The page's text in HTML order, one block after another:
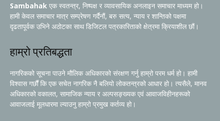
Sambahak एक स्वतन्त्र, निष्पक्ष र व्यावसायिक अनलाइन समाचार माध्यम हो।
हामी केवल समाचार मात्र सम्प्रेषण गर्दैनौं, बरु सत्य, न्याय र शान्तिको पक्षमा
दृढतापूर्वक उभिने अठोटका साथ डिजिटल पत्रकारिताको क्षेत्रमा क्रियाशील छौं।
हाम्रो प्रतिबद्धता
नागरिकको सूचना पाउने मौलिक अधिकारको संरक्षण गर्नु हाम्रो परम धर्म हो। हामी
विश्वास गर्छौं कि एक सचेत नागरिक नै बलियो लोकतन्त्रको आधार हो। त्यसैले, मानव
अधिकारको वकालत, सामाजिक न्याय र अल्पसङ्ख्यक एवं आवाजविहीनहरूको
आवाजलाई मूलधारमा ल्याउनु हाम्रो प्रमुख कर्तव्य हो।